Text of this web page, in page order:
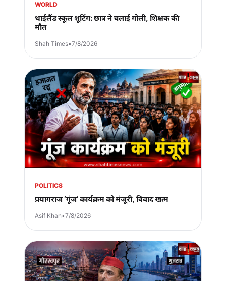
WORLD
थाईलैंड स्कूल शूटिंग: छात्र ने चलाई गोली, शिक्षक की
मौत
Shah Times•7/8/2026
POLITICS
प्रयागराज ‘गूंज’ कार्यक्रम को मंजूरी, विवाद खत्म
Asif Khan•7/8/2026